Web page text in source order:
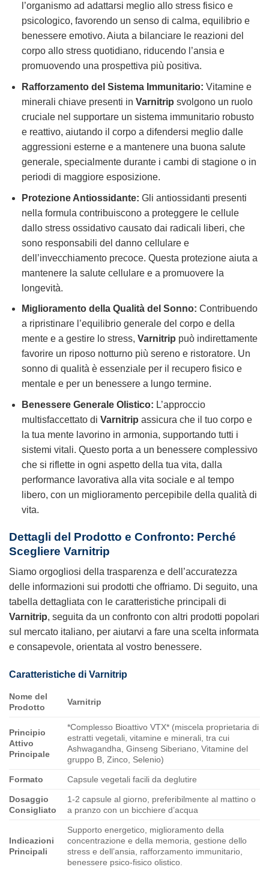
l’organismo ad adattarsi meglio allo stress fisico e
psicologico, favorendo un senso di calma, equilibrio e
benessere emotivo. Aiuta a bilanciare le reazioni del
corpo allo stress quotidiano, riducendo l’ansia e
promuovendo una prospettiva più positiva.
Rafforzamento del Sistema Immunitario: Vitamine e
minerali chiave presenti in Varnitrip svolgono un ruolo
cruciale nel supportare un sistema immunitario robusto
e reattivo, aiutando il corpo a difendersi meglio dalle
aggressioni esterne e a mantenere una buona salute
generale, specialmente durante i cambi di stagione o in
periodi di maggiore esposizione.
Protezione Antiossidante: Gli antiossidanti presenti
nella formula contribuiscono a proteggere le cellule
dallo stress ossidativo causato dai radicali liberi, che
sono responsabili del danno cellulare e
dell’invecchiamento precoce. Questa protezione aiuta a
mantenere la salute cellulare e a promuovere la
longevità.
Miglioramento della Qualità del Sonno: Contribuendo
a ripristinare l’equilibrio generale del corpo e della
mente e a gestire lo stress, Varnitrip può indirettamente
favorire un riposo notturno più sereno e ristoratore. Un
sonno di qualità è essenziale per il recupero fisico e
mentale e per un benessere a lungo termine.
Benessere Generale Olistico: L’approccio
multisfaccettato di Varnitrip assicura che il tuo corpo e
la tua mente lavorino in armonia, supportando tutti i
sistemi vitali. Questo porta a un benessere complessivo
che si riflette in ogni aspetto della tua vita, dalla
performance lavorativa alla vita sociale e al tempo
libero, con un miglioramento percepibile della qualità di
vita.
Dettagli del Prodotto e Confronto: Perché
Scegliere Varnitrip
Siamo orgogliosi della trasparenza e dell’accuratezza
delle informazioni sui prodotti che offriamo. Di seguito, una
tabella dettagliata con le caratteristiche principali di
Varnitrip, seguita da un confronto con altri prodotti popolari
sul mercato italiano, per aiutarvi a fare una scelta informata
e consapevole, orientata al vostro benessere.
Caratteristiche di Varnitrip
Nome del
Prodotto
Varnitrip
Principio
Attivo
Principale
*Complesso Bioattivo VTX* (miscela proprietaria di
estratti vegetali, vitamine e minerali, tra cui
Ashwagandha, Ginseng Siberiano, Vitamine del
gruppo B, Zinco, Selenio)
Formato Capsule vegetali facili da deglutire
Dosaggio
Consigliato
1-2 capsule al giorno, preferibilmente al mattino o
a pranzo con un bicchiere d’acqua
Indicazioni
Principali
Supporto energetico, miglioramento della
concentrazione e della memoria, gestione dello
stress e dell’ansia, rafforzamento immunitario,
benessere psico-fisico olistico.